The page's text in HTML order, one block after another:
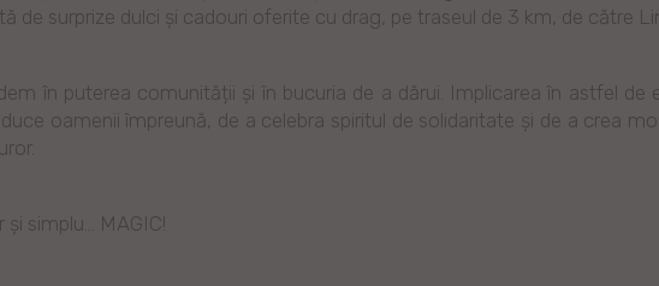
de surprize dulci și cadouri oferite cu drag, pe traseul de 3 km, de către
în puterea comunității și în bucuria de a dărui. Implicarea în astfel de
oamenii împreună, de a celebra spiritul de solidaritate și de a crea
simplu... MAGIC!